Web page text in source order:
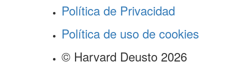
Política de Privacidad
Política de uso de cookies
© Harvard Deusto 2026